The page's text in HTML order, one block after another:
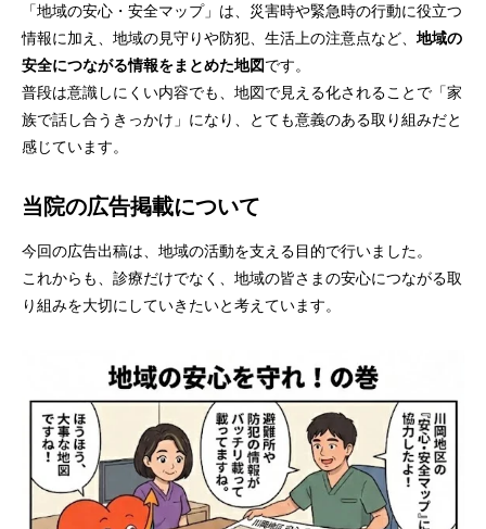
「地域の安心・安全マップ」は、災害時や緊急時の行動に役立つ
情報に加え、地域の見守りや防犯、生活上の注意点など、 地域の
安全につながる情報をまとめた地図です。
普段は意識しにくい内容でも、地図で見える化されることで「家
族で話し合うきっかけ」になり、とても意義のある取り組みだと
感じています。
当院の広告掲載について
今回の広告出稿は、地域の活動を支える目的で行いました。
これからも、診療だけでなく、地域の皆さまの安心につながる取
り組みを大切にしていきたいと考えています。